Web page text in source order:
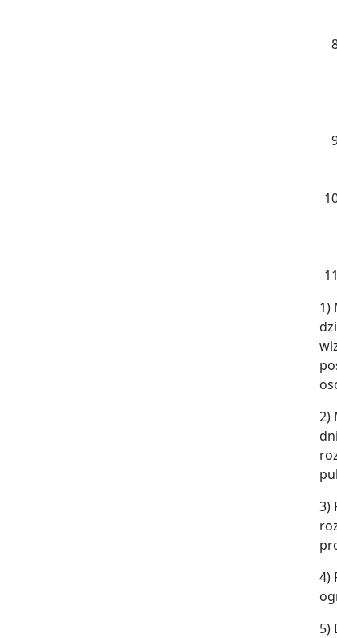
1)
2)
3)
4)
5)